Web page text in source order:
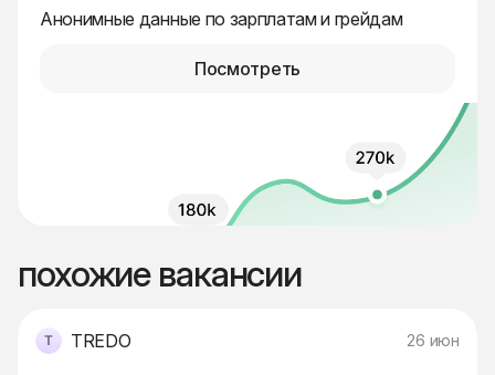
Анонимные данные по зарплатам и грейдам
Посмотреть
похожие вакансии
TREDO 26 июн